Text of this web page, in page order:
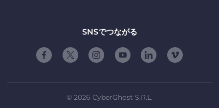
iOS向けVPN
脆弱性開示プログラム
パートナーシップ
サポートに問い合わせるSNSでつながる
© 2026 CyberGhost S.R.L.